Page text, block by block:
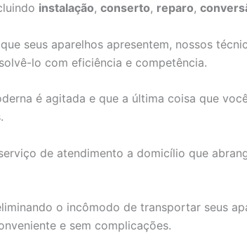
instalação, conserto, reparo,
seus aparelhos apresentem, nossos
lo com eficiência e competência.
é agitada e que a última coisa que
de atendimento a domicílio que
o incômodo de transportar seus
e sem complicações.